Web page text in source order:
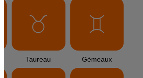
3 août 2026
Arles : la coupe mulet a fait
sensation lors d'une étape...